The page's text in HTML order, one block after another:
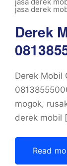
jasa derek
Derek
Derek Mobil
mogok,
derek mobil
Read